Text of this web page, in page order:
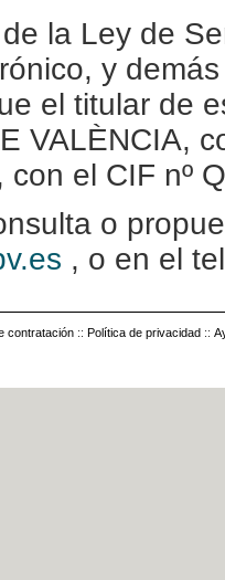
la Ley de
y
el titular de
VALÈNCIA,
el CIF nº
o
, o en el
contratación :: Política de privacidad ::